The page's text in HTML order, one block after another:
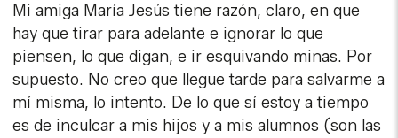
Mi amiga María Jesús tiene razón, claro, en que
hay que tirar para adelante e ignorar lo que
piensen, lo que digan, e ir esquivando minas. Por
supuesto. No creo que llegue tarde para salvarme a
mí misma, lo intento. De lo que sí estoy a tiempo
es de inculcar a mis hijos y a mis alumnos (son las